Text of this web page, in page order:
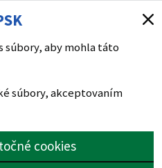
súbory, aby mohla táto
súbory, akceptovaním
cookies